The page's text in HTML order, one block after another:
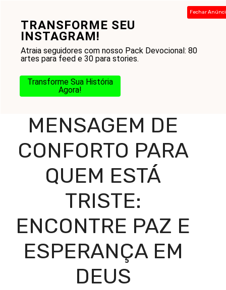
TRANSFORME SEU
INSTAGRAM!
Atraia seguidores com nosso Pack Devocional: 80
artes para feed e 30 para stories.
Transforme Sua História
Agora!
Fechar
conteúdo
Home-Blog-Reflexões Diárias-Mensagens
Mensagem de Conforto para Quem Está Triste: Encontre
Paz e Esperança em Deus
MENSAGEM DE
CONFORTO PARA
QUEM ESTÁ
TRISTE:
ENCONTRE PAZ E
ESPERANÇA EM
DEUS